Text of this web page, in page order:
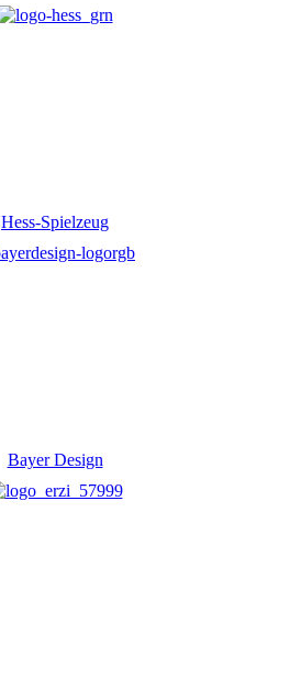
Hess-Spielzeug
Bayer Design